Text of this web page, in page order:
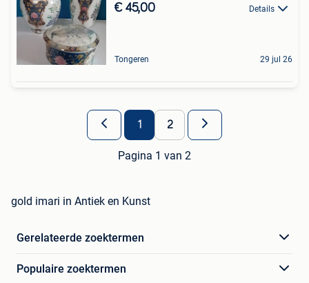
€ 45,00 Details
Tongeren 29 jul 26
1 2
Pagina 1 van 2
gold imari in Antiek en Kunst
Gerelateerde zoektermen
Populaire zoektermen